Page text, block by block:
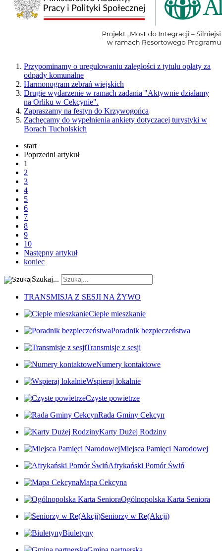
Przypominamy o uregulowaniu zaległości z tytułu opłaty za
odpady komunalne
Harmonogram zebrań wiejskich
Drugie wydarzenie w ramach zadania "Aktywnie działamy
na Orliku w Cekcynie".
Zapraszamy na festyn do Krzywogońca
Zachęcamy do wypełnienia ankiety dotyczacej turystyki w
Borach Tucholskich
start
Poprzedni artykuł
1
2
3
4
5
6
7
8
9
10
Następny artykuł
koniec
Szukaj...
TRANSMISJA Z SESJI NA ŻYWO
Ciepłe mieszkanie
Poradnik bezpieczeństwa
Transmisje z sesji
Numery kontaktowe
Wspieraj lokalnie
Czyste powietrze
Rada Gminy Cekcyn
Karty Dużej Rodziny
Miejsca Pamięci Narodowej
Afrykański Pomór Świń
Mapa Cekcyna
Ogólnopolska Karta Seniora
Seniorzy w Re(Akcji)
Biuletyny